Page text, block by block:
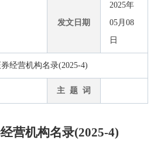
发文日期
2025年
05月08
日
经营机构名录(2025-4)
主 题 词
营机构名录(2025-4)